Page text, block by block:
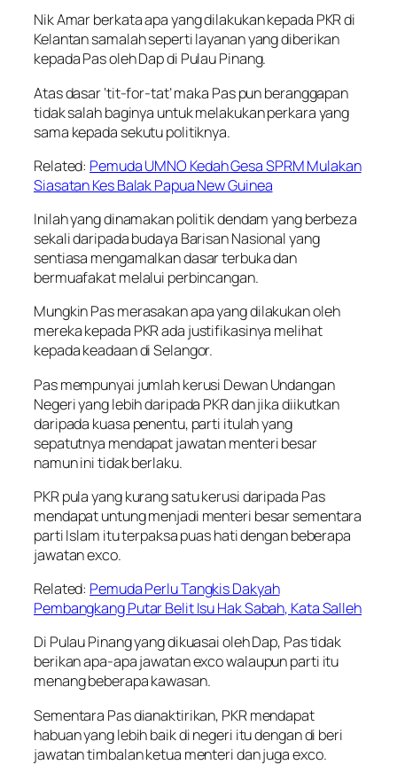
Nik Amar berkata apa yang dilakukan kepada PKR di
Kelantan samalah seperti layanan yang diberikan
kepada Pas oleh Dap di Pulau Pinang.
Atas dasar ‘tit-for-tat’ maka Pas pun beranggapan
tidak salah baginya untuk melakukan perkara yang
sama kepada sekutu politiknya.
Related: Pemuda UMNO Kedah Gesa SPRM Mulakan
Siasatan Kes Balak Papua New Guinea
Inilah yang dinamakan politik dendam yang berbeza
sekali daripada budaya Barisan Nasional yang
sentiasa mengamalkan dasar terbuka dan
bermuafakat melalui perbincangan.
Mungkin Pas merasakan apa yang dilakukan oleh
mereka kepada PKR ada justifikasinya melihat
kepada keadaan di Selangor.
Pas mempunyai jumlah kerusi Dewan Undangan
Negeri yang lebih daripada PKR dan jika diikutkan
daripada kuasa penentu, parti itulah yang
sepatutnya mendapat jawatan menteri besar
namun ini tidak berlaku.
PKR pula yang kurang satu kerusi daripada Pas
mendapat untung menjadi menteri besar sementara
parti Islam itu terpaksa puas hati dengan beberapa
jawatan exco.
Related: Pemuda Perlu Tangkis Dakyah
Pembangkang Putar Belit Isu Hak Sabah, Kata Salleh
Di Pulau Pinang yang dikuasai oleh Dap, Pas tidak
berikan apa-apa jawatan exco walaupun parti itu
menang beberapa kawasan.
Sementara Pas dianaktirikan, PKR mendapat
habuan yang lebih baik di negeri itu dengan di beri
jawatan timbalan ketua menteri dan juga exco.